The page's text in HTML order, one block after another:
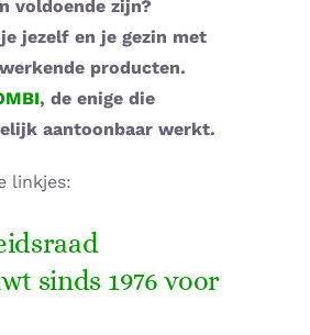
voldoende zijn?
jezelf en je gezin met
producten.
, de enige die
aantoonbaar werkt.
linkjes:
sinds 1976 voor